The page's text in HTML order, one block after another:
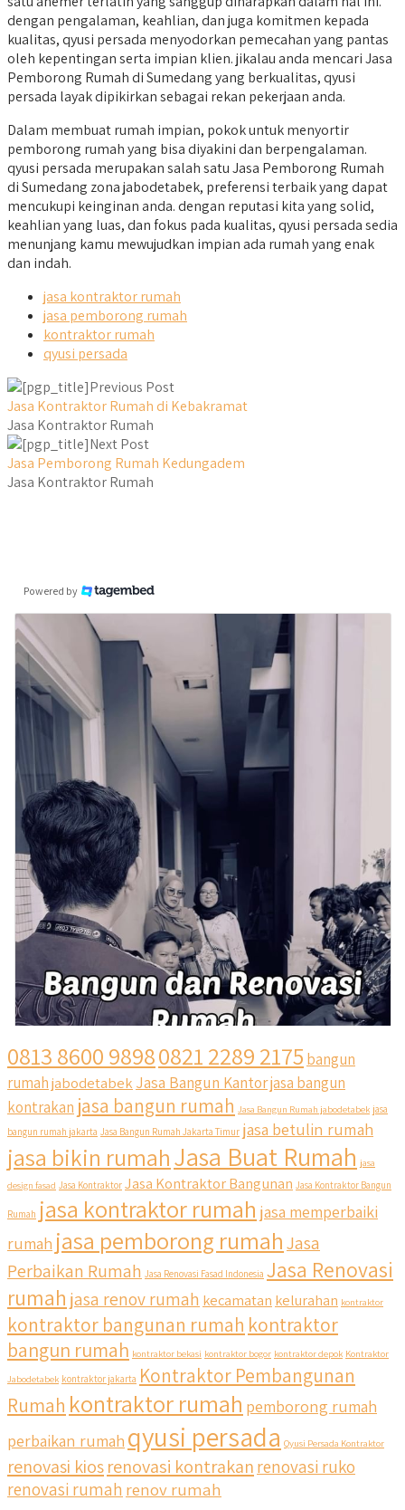
dengan pengalaman, keahlian, dan juga komitmen kepada
kualitas, qyusi persada menyodorkan pemecahan yang pantas
oleh kepentingan serta impian klien. jikalau anda mencari Jasa
Pemborong Rumah di Sumedang yang berkualitas, qyusi
persada layak dipikirkan sebagai rekan pekerjaan anda.
Dalam membuat rumah impian, pokok untuk menyortir
pemborong rumah yang bisa diyakini dan berpengalaman.
qyusi persada merupakan salah satu Jasa Pemborong Rumah
di Sumedang zona jabodetabek, preferensi terbaik yang dapat
mencukupi keinginan anda. dengan reputasi kita yang solid,
keahlian yang luas, dan fokus pada kualitas, qyusi persada sedia
menunjang kamu mewujudkan impian ada rumah yang enak
dan indah.
jasa kontraktor rumah
jasa pemborong rumah
kontraktor rumah
qyusi persada
Previous Post
Jasa Kontraktor Rumah di Kebakramat
Jasa Kontraktor Rumah
Next Post
Jasa Pemborong Rumah Kedungadem
Jasa Kontraktor Rumah
Powered by
qyusipersada
@qyusipersada 3 years ago
Siapa yang udah masuk List untuk Bangun dan Renovasi
rumah Di @qyusipersada dengan sistem Cicilan ?? 🤗
Untuk informasi lebih lanjut terkait program cicilan ini temen
temen bisa langsung klik link di bio yaa
#jasabangunrumahjakarta #jasarenovasirumahjakarta
#kontraktorjakarta #kontraktorbangunan
#kontraktorbangunanrumah #kontraktorbangunanjakarta
0813 8600 98980821 2289 2175 bangun
rumahjabodetabek Jasa Bangun Kantorjasa bangun
kontrakan jasa bangun rumah Jasa Bangun Rumah jabodetabek jasa
bangun rumah jakarta Jasa Bangun Rumah Jakarta Timur jasa betulin rumah
jasa bikin rumahJasa Buat Rumah jasa
design fasad Jasa Kontraktor Jasa Kontraktor Bangunan Jasa Kontraktor Bangun
Rumah jasa kontraktor rumah jasa memperbaiki
rumah jasa pemborong rumahJasa
Perbaikan Rumah Jasa Renovasi Fasad Indonesia Jasa Renovasi
rumah jasa renov rumah kecamatan kelurahan kontraktor
kontraktor bangunan rumah kontraktor
bangun rumah kontraktor bekasi kontraktor bogor kontraktor depok Kontraktor
Jabodetabek kontraktor jakarta Kontraktor Pembangunan
Rumah kontraktor rumah pemborong rumah
perbaikan rumah qyusi persada Qyusi Persada Kontraktor
renovasi kiosrenovasi kontrakanrenovasi ruko
renovasi rumah renov rumah